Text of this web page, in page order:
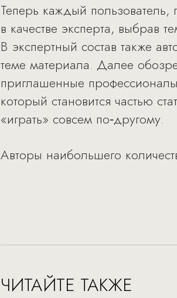
Теперь каждый
в качестве эксперта, выбрав
В экспертный состав также
теме материала. Далее
приглашенные
который становится частью
«играть» совсем по‑другому.
Авторы наибольшего
ЧИТАЙТЕ ТАКЖЕ